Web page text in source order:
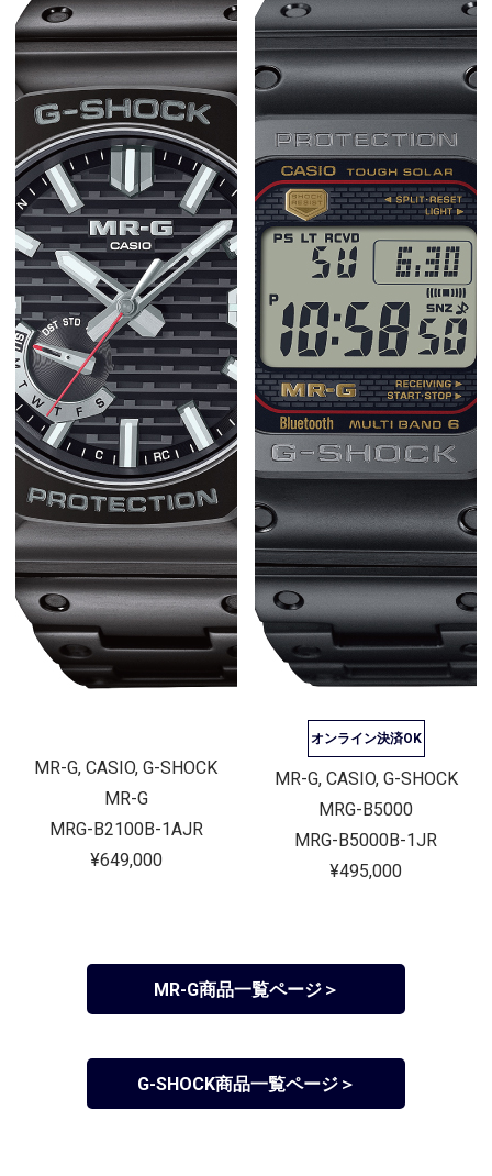
MR-G, CASIO, G-SHOCK
MR-G
MRG-B2100B-1AJR
¥649,000
オンライン決済OK
MR-G, CASIO, G-SHOCK
MRG-B5000
MRG-B5000B-1JR
¥495,000
MR-G商品一覧ページ＞
G-SHOCK商品一覧ページ＞